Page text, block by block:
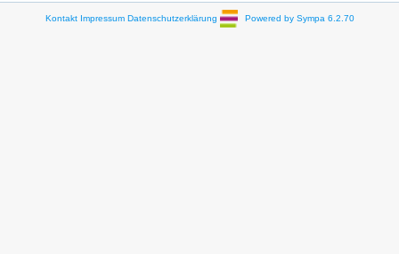
Kontakt Impressum Datenschutzerklärung Powered by Sympa 6.2.70